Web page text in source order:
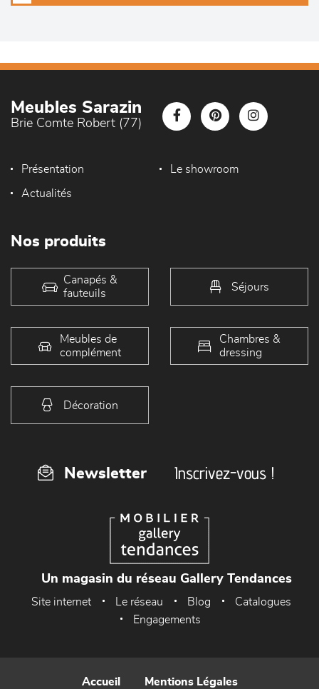
Meubles Sarazin
Brie Comte Robert (77)
Présentation Le showroom
Actualités
Nos produits
Canapés &
fauteuils
Séjours
Meubles de
complément
Chambres &
dressing
Décoration
Newsletter Inscrivez-vous !
Un magasin du réseau Gallery Tendances
Site internet Le réseau Blog
Catalogues
Engagements
Accueil Mentions Légales